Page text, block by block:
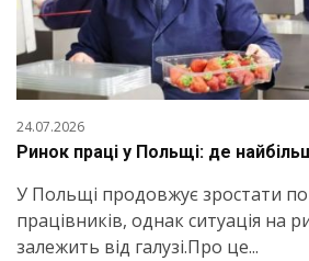
24.07.2026
Ринок праці у Польщі: де
У Польщі продовжує зростати
працівників, однак ситуація на
залежить від галузі.Про це...